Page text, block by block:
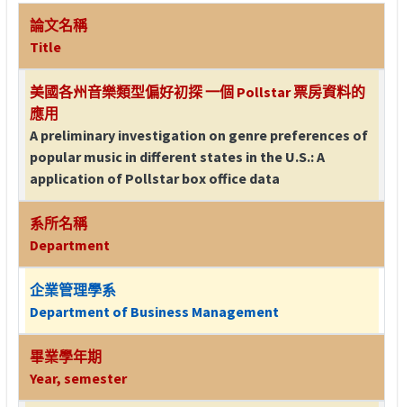
論文名稱
Title
美國各州音樂類型偏好初探 一個 Pollstar 票房資料的
應用
A preliminary investigation on genre preferences of
popular music in different states in the U.S.: A
application of Pollstar box office data
系所名稱
Department
企業管理學系
Department of Business Management
畢業學年期
Year, semester